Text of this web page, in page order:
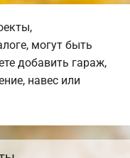
могут быть
добавить гараж,
навес или